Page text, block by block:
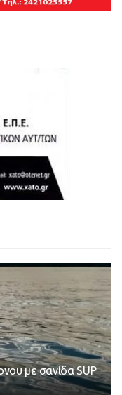
με σανίδα SUP